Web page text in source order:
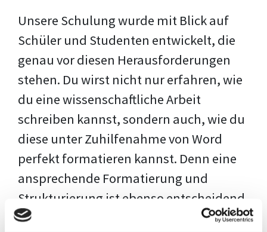
Unsere Schulung wurde mit Blick auf
Schüler und Studenten entwickelt, die
genau vor diesen Herausforderungen
stehen. Du wirst nicht nur erfahren, wie
du eine wissenschaftliche Arbeit
schreiben kannst, sondern auch, wie du
diese unter Zuhilfenahme von Word
perfekt formatieren kannst. Denn eine
ansprechende Formatierung und
Strukturierung ist ebenso entscheidend
wie der Inhalt selbst. Jeder Prüfer hat